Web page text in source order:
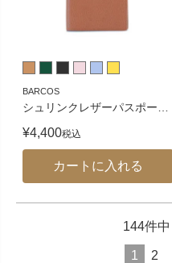
BARCOS
シュリンクレザーパスポー
¥4,400税込
カートに入れる
144件中
1 2